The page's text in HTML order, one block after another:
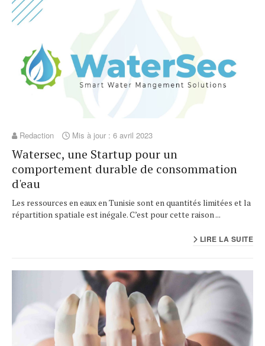
Redaction Mis à jour : 6 avril 2023
Watersec, une Startup pour un
comportement durable de consommation
d'eau
Les ressources en eaux en Tunisie sont en quantités limitées et la
répartition spatiale est inégale. C’est pour cette raison ...
LIRE LA SUITE